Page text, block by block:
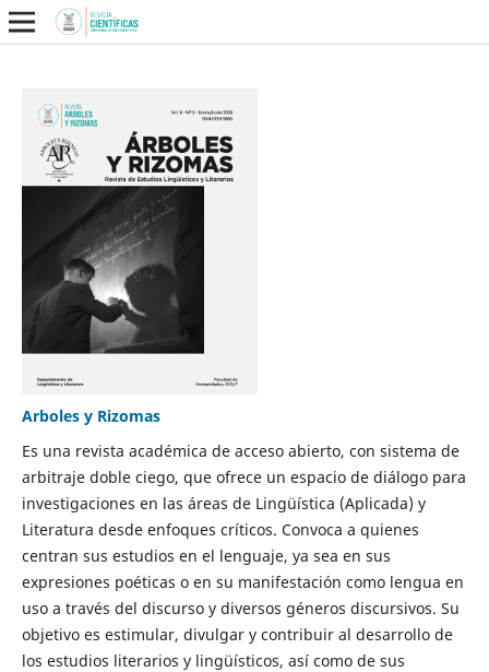
Arboles y Rizomas
Es una revista académica de acceso abierto, con sistema de
arbitraje doble ciego, que ofrece un espacio de diálogo para
investigaciones en las áreas de Lingüística (Aplicada) y
Literatura desde enfoques críticos. Convoca a quienes
centran sus estudios en el lenguaje, ya sea en sus
expresiones poéticas o en su manifestación como lengua en
uso a través del discurso y diversos géneros discursivos. Su
objetivo es estimular, divulgar y contribuir al desarrollo de
los estudios literarios y lingüísticos, así como de sus